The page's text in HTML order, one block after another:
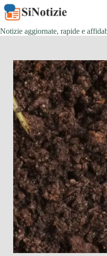
Salta
al
contenuto
Notizie aggiornate, rapide e